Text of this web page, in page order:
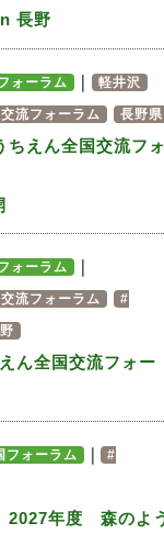
長野
ォーラム 軽井沢
流フォーラム 長野県
えん全国交流フ
ォーラム
流フォーラム #
ん全国交流フォー
フォーラム ｜ #
2027年度 森のよ